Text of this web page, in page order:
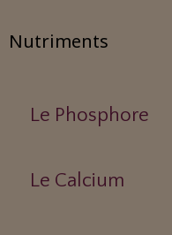
Nutriments
Le Phosphore
Le Calcium